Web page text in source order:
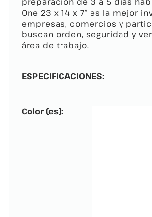
One 23 x 14 x 7″ es la mejor
empresas, comercios y
buscan orden, seguridad y
área de trabajo.
ESPECIFICACIONES:
Color (es):